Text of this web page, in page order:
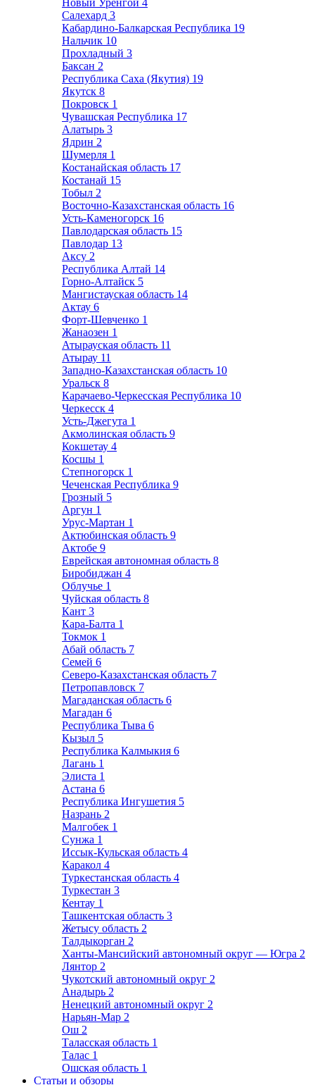
Новый Уренгой 4
Салехард 3
Кабардино-Балкарская Республика 19
Нальчик 10
Прохладный 3
Баксан 2
Республика Саха (Якутия) 19
Якутск 8
Покровск 1
Чувашская Республика 17
Алатырь 3
Ядрин 2
Шумерля 1
Костанайская область 17
Костанай 15
Тобыл 2
Восточно-Казахстанская область 16
Усть-Каменогорск 16
Павлодарская область 15
Павлодар 13
Аксу 2
Республика Алтай 14
Горно-Алтайск 5
Мангистауская область 14
Актау 6
Форт-Шевченко 1
Жанаозен 1
Атырауская область 11
Атырау 11
Западно-Казахстанская область 10
Уральск 8
Карачаево-Черкесская Республика 10
Черкесск 4
Усть-Джегута 1
Акмолинская область 9
Кокшетау 4
Косшы 1
Степногорск 1
Чеченская Республика 9
Грозный 5
Аргун 1
Урус-Мартан 1
Актюбинская область 9
Актобе 9
Еврейская автономная область 8
Биробиджан 4
Облучье 1
Чуйская область 8
Кант 3
Кара-Балта 1
Токмок 1
Абай область 7
Семей 6
Северо-Казахстанская область 7
Петропавловск 7
Магаданская область 6
Магадан 6
Республика Тыва 6
Кызыл 5
Республика Калмыкия 6
Лагань 1
Элиста 1
Астана 6
Республика Ингушетия 5
Назрань 2
Малгобек 1
Сунжа 1
Иссык-Кульская область 4
Каракол 4
Туркестанская область 4
Туркестан 3
Кентау 1
Ташкентская область 3
Жетысу область 2
Талдыкорган 2
Ханты-Мансийский автономный округ — Югра 2
Лянтор 2
Чукотский автономный округ 2
Анадырь 2
Ненецкий автономный округ 2
Нарьян-Мар 2
Ош 2
Таласская область 1
Талас 1
Ошская область 1
Статьи и обзоры